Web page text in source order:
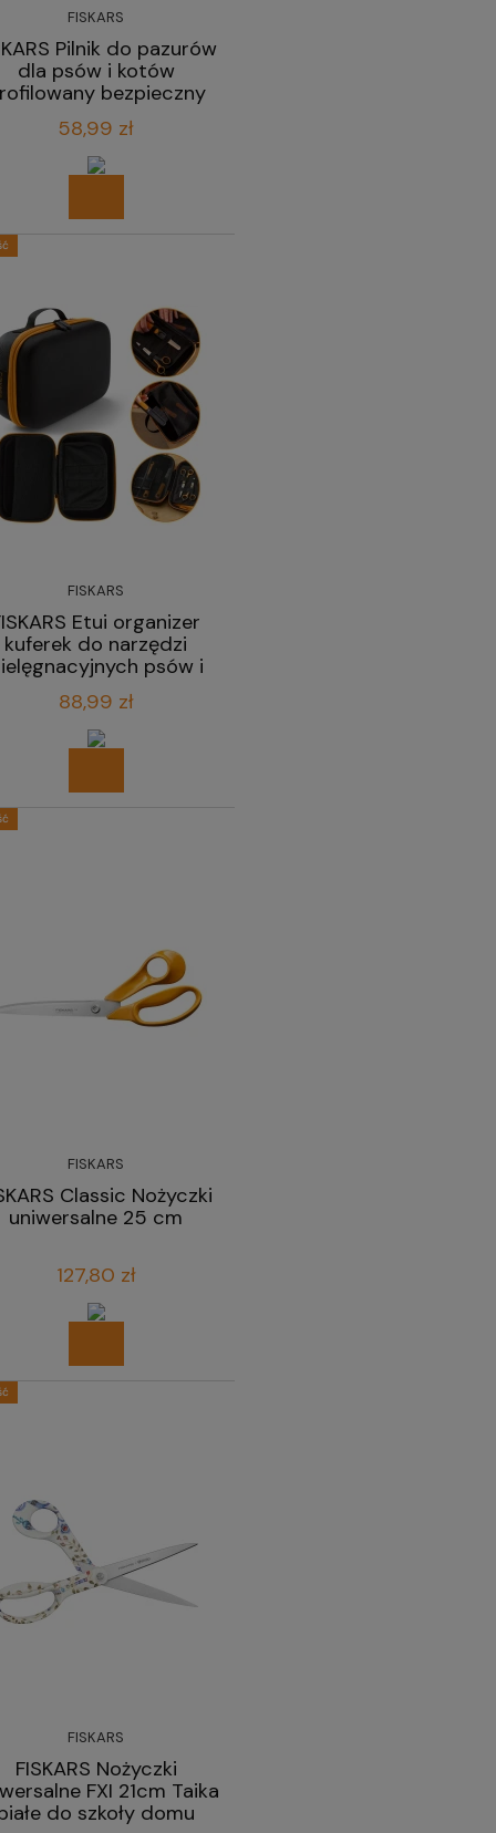
FISKARS
Pilnik do pazurów
dla psów i kotów
bezpieczny
18,3 cm
58,99 zł
FISKARS
Etui organizer
kuferek do narzędzi
psów i
88,99 zł
FISKARS
Classic Nożyczki
uniwersalne 25 cm
127,80 zł
FISKARS
FISKARS Nożyczki
FXI 21cm Taika
do szkoły domu